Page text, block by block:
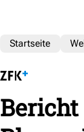
Startseite
Bericht